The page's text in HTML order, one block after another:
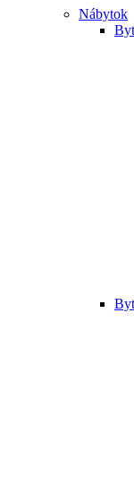
Nábytok